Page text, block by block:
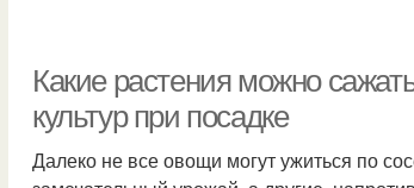
Какие растения можно
культур при посадке
Далеко не все овощи могут ужиться по